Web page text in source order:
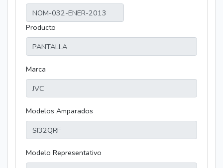
Producto
Marca
Modelos Amparados
Modelo Representativo